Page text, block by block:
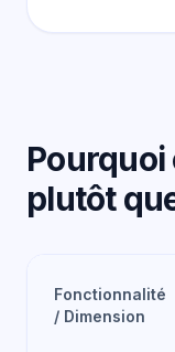
plutôt
Fonctionnalité
/ Dimension